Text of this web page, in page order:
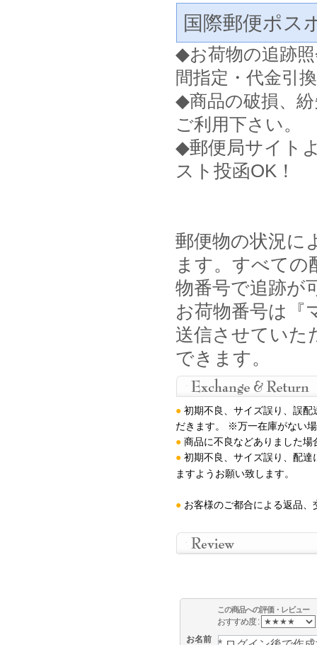
国際郵便ポス
◆お荷物の追跡
間指定・代金引
◆商品の破損、
ご利用下さい。
◆郵便局サイト
スト投函OK！
郵便物の状況に
ます。すべての
物番号で追跡が
お荷物番号は『
送信させていた
できます。
● 初期不良、サイズ誤り、誤
だきます。 ※万一在庫がない
● 商品に不良などありました
● 初期不良、サイズ誤り、配達
ますようお願い致します。
● お客様のご都合による返品
この商品への評価・レビュー
おすすめ度 :
お名前